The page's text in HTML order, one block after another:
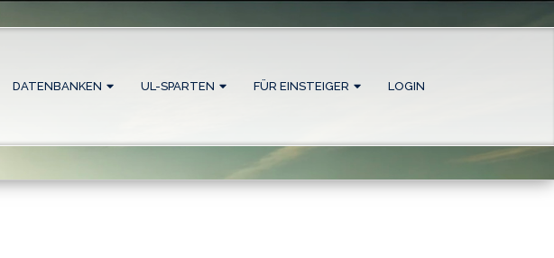
DATENBANKEN UL-SPARTEN FÜR EINSTEIGER LOGIN